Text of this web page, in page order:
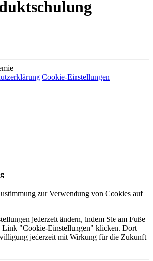
Cookie-Einstellungen
zur Verwendung von Cookies auf
jederzeit ändern, indem Sie am Fuße
Link "Cookie-Einstellungen" klicken. Dort
jederzeit mit Wirkung für die Zukunft